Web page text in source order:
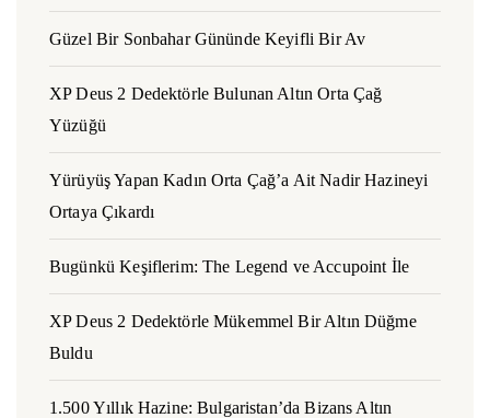
Güzel Bir Sonbahar Gününde Keyifli Bir Av
XP Deus 2 Dedektörle Bulunan Altın Orta Çağ
Yüzüğü
Yürüyüş Yapan Kadın Orta Çağ’a Ait Nadir Hazineyi
Ortaya Çıkardı
Bugünkü Keşiflerim: The Legend ve Accupoint İle
XP Deus 2 Dedektörle Mükemmel Bir Altın Düğme
Buldu
1.500 Yıllık Hazine: Bulgaristan’da Bizans Altın